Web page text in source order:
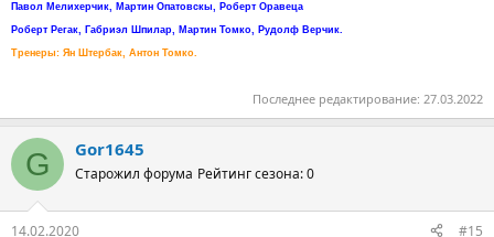
Павол Мелихерчик, Мартин Опатовскы, Роберт Оравеца
Роберт Регак, Габриэл Шпилар, Мартин Томко, Рудолф Верчик.
Тренеры: Ян Штербак, Антон Томко.
Последнее редактирование: 27.03.2022
G Gor1645
Старожил форума Рейтинг сезона: 0
14.02.2020 #15